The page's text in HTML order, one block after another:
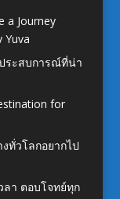
a Journey
Yuva
ระสบการณ์ที่น่า
for
ทั่วโลกอยากไป
ลา ตอบโจทย์ทุก